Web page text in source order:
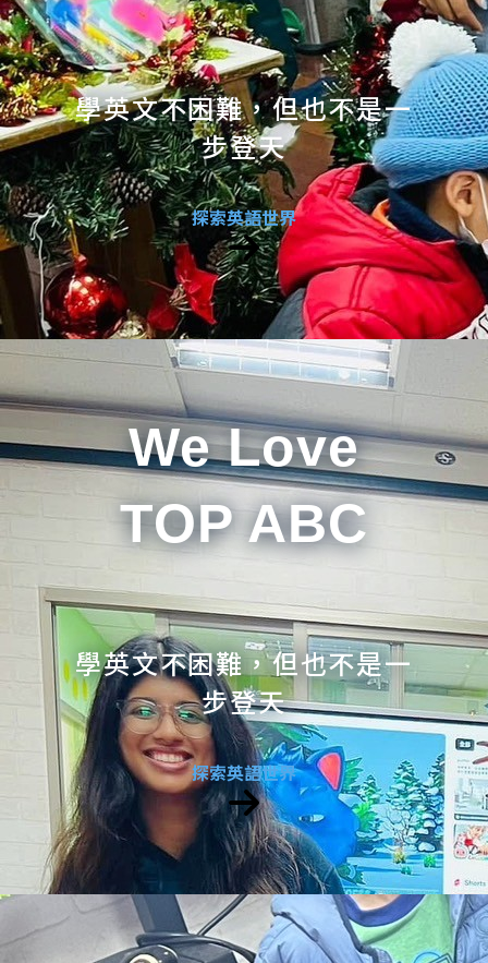
學英文不困難，但也不是一
步登天
探索英語世界
We Love
TOP ABC
學英文不困難，但也不是一
步登天
探索英語世界